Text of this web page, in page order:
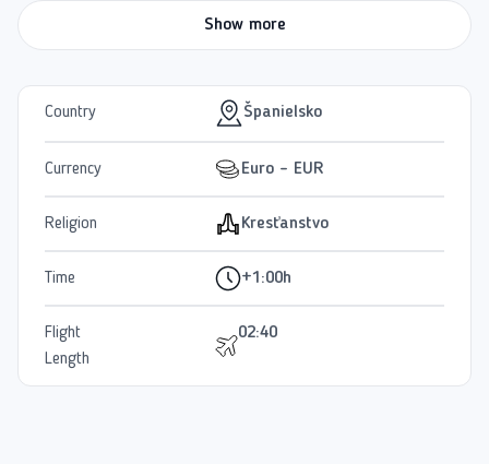
Show more
Country Španielsko
Currency Euro - EUR
Religion Kresťanstvo
Time +1:00h
Flight
Length
02:40